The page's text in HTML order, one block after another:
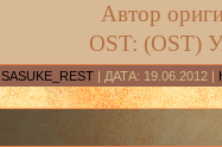
Автор
OST: (OST)
SASUKE_REST | ДАТА: 19.06.2012 |